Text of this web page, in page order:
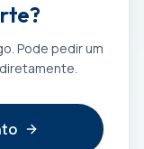
Pode pedir um